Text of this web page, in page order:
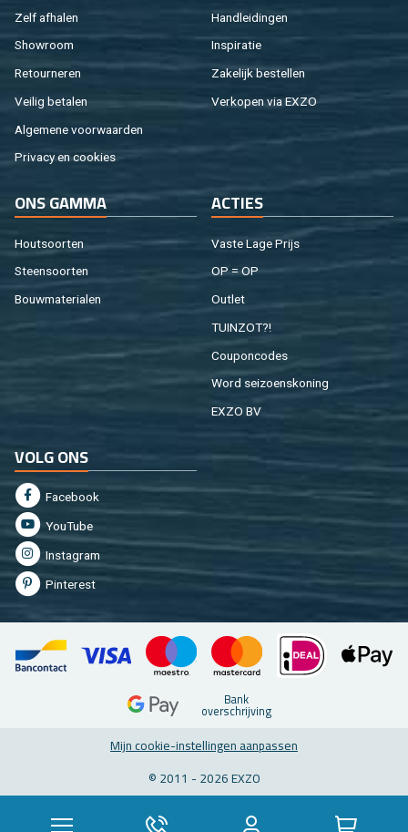
Zelf af­ha­len
Show­room
Re­tour­ne­ren
Vei­lig be­ta­len
Al­ge­me­ne voor­waar­den
Pri­va­cy en coo­kies
Hand­lei­din­gen
In­spi­ra­tie
Za­ke­lijk be­stel­len
Ver­ko­pen via EXZO
ONS GAMMA
Hout­soor­ten
Steen­soor­ten
Bouw­ma­te­ri­a­len
AC­TIES
Vaste Lage Prijs
OP = OP
Out­let
TUIN­ZOT?!
Cou­pon­co­des
Word sei­zoens­ko­ning
EXZO BV
VOLG ONS
Fa­cebook
You­Tu­be
In­st­agram
Pin­te­rest
Bank
over­schrij­ving
Mijn coo­kie-in­stel­lin­gen aan­pas­sen
© 2011 - 2026 EXZO